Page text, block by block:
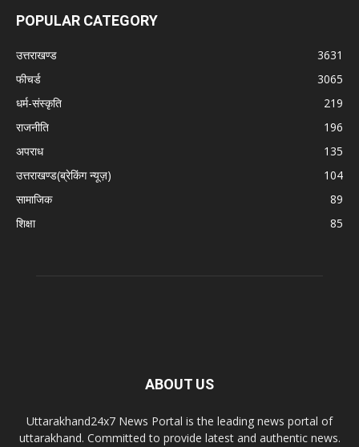
POPULAR CATEGORY
उत्तराखण्ड
3631
फीचर्ड
3065
धर्म-संस्कृति
219
राजनीति
196
अपराध
135
उत्तराखण्ड(ब्रेकिंग न्यूज़)
104
सामाजिक
89
शिक्षा
85
ABOUT US
Uttarakhand24x7 News Portal is the leading news portal of
uttarakhand. Committed to provide latest and authentic news.